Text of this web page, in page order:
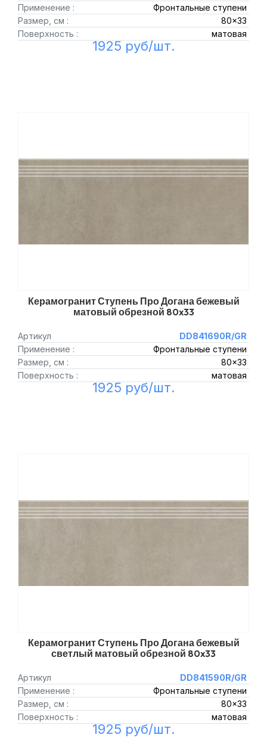
Применение :
Фронтальные ступени
Размер, см :
80x33
Поверхность :
матовая
1925 руб/шт.
Керамогранит Ступень Про Догана бежевый
матовый обрезной 80x33
Артикул
DD841690R/GR
Применение :
Фронтальные ступени
Размер, см :
80x33
Поверхность :
матовая
1925 руб/шт.
Керамогранит Ступень Про Догана бежевый
светлый матовый обрезной 80x33
Артикул
DD841590R/GR
Применение :
Фронтальные ступени
Размер, см :
80x33
Поверхность :
матовая
1925 руб/шт.